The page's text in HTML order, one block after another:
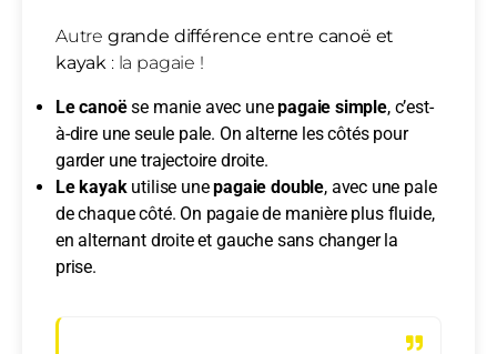
Autre grande différence entre canoë et
kayak : la pagaie !
Le canoëse manie avec unepagaie simple, c’est-
à-dire une seule pale. On alterne les côtés pour
garder une trajectoire droite.
Le kayakutilise unepagaie double, avec une pale
de chaque côté. On pagaie de manière plus fluide,
en alternant droite et gauche sans changer la
prise.